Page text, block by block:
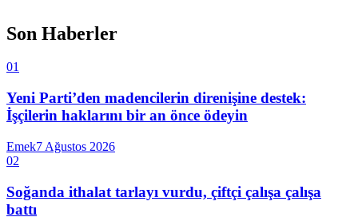
Son Haberler
01
Yeni Parti’den madencilerin direnişine destek:
İşçilerin haklarını bir an önce ödeyin
Emek7 Ağustos 2026
02
Soğanda ithalat tarlayı vurdu, çiftçi çalışa çalışa
battı